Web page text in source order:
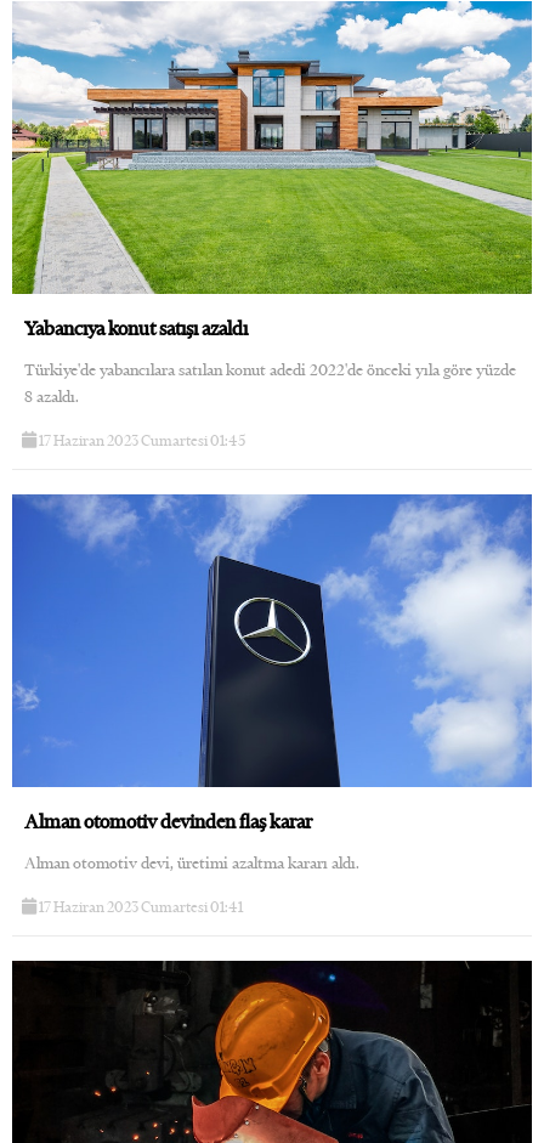
Yabancıya konut satışı azaldı
Türkiye'de yabancılara satılan konut adedi 2022'de önceki yıla göre yüzde
8 azaldı.
17 Haziran 2023 Cumartesi 01:45
Alman otomotiv devinden flaş karar
Alman otomotiv devi, üretimi azaltma kararı aldı.
17 Haziran 2023 Cumartesi 01:41